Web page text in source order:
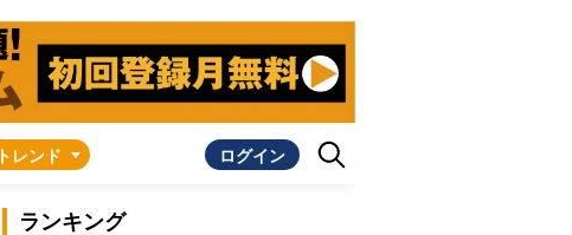
トレンド ログイン
ランキング